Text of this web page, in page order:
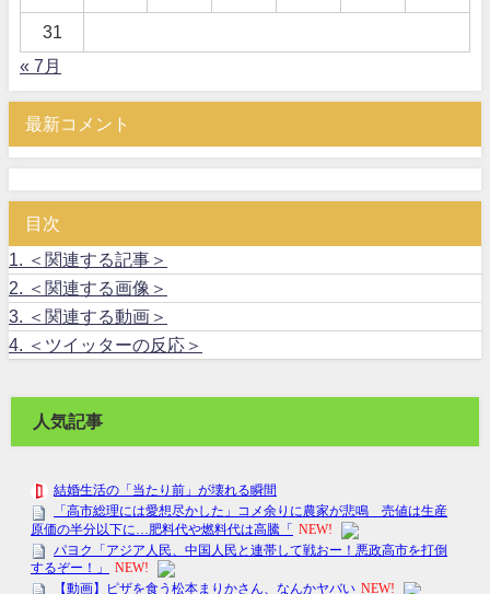
31
« 7月
最新コメント
目次
1.
＜関連する記事＞
2.
＜関連する画像＞
3.
＜関連する動画＞
4.
＜ツイッターの反応＞
人気記事